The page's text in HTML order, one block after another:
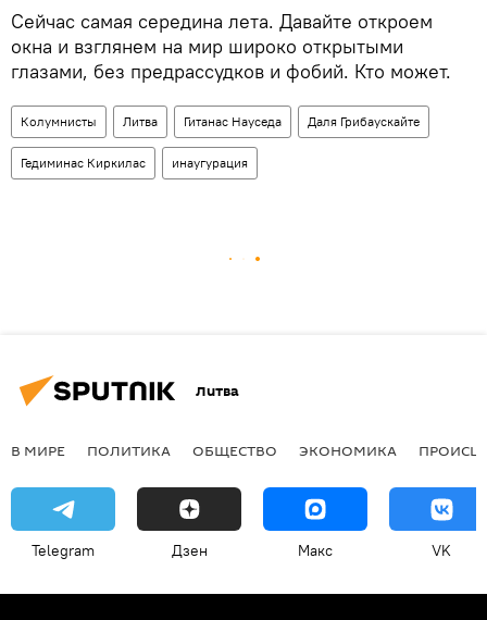
Сейчас самая середина лета. Давайте откроем
окна и взглянем на мир широко открытыми
глазами, без предрассудков и фобий. Кто может.
Колумнисты Литва Гитанас Науседа Даля Грибаускайте
Гедиминас Киркилас инаугурация
Литва
В МИРЕ ПОЛИТИКА ОБЩЕСТВО ЭКОНОМИКА
Telegram Дзен Макс VK